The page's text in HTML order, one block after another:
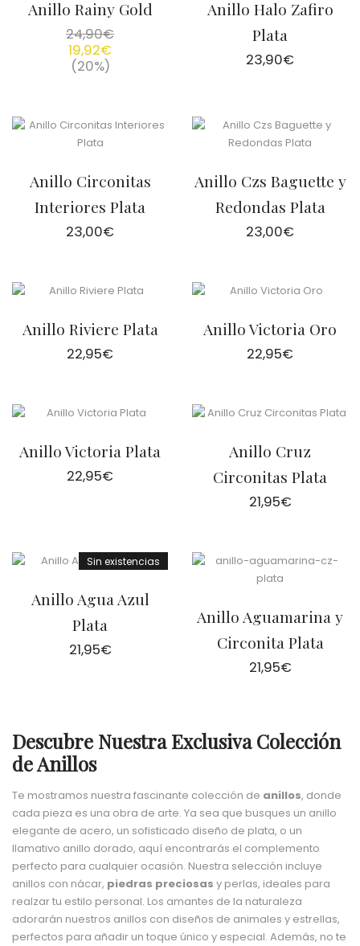
Anillo Rainy Gold
24,90€
19,92€
(20%)
Anillo Halo Zafiro
Plata
23,90€
Anillo Circonitas
Interiores Plata
23,00€
Anillo Czs Baguette y
Redondas Plata
23,00€
Anillo Riviere Plata
22,95€
Anillo Victoria Oro
22,95€
Anillo Victoria Plata
22,95€
Anillo Cruz
Circonitas Plata
21,95€
Sin existencias
Anillo Agua Azul
Plata
21,95€
Anillo Aguamarina y
Circonita Plata
21,95€
Descubre Nuestra Exclusiva Colección
de Anillos
Te mostramos nuestra fascinante colección de anillos, donde
cada pieza es una obra de arte. Ya sea que busques un anillo
elegante de acero, un sofisticado diseño de plata, o un
llamativo anillo dorado, aquí encontrarás el complemento
perfecto para cualquier ocasión. Nuestra selección incluye
anillos con nácar, piedras preciosas y perlas, ideales para
realzar tu estilo personal. Los amantes de la naturaleza
adorarán nuestros anillos con diseños de animales y estrellas,
perfectos para añadir un toque único y especial. Además, no te